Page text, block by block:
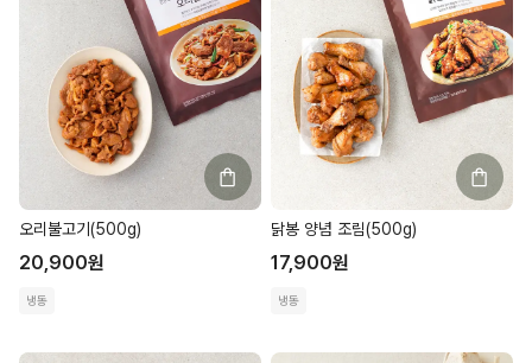
오리불고기(500g)
20,900원
냉동
닭봉 양념 조림(500g)
17,900원
냉동